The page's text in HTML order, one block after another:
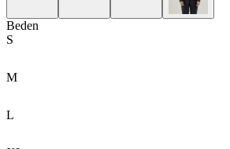
Beden
S
M
L